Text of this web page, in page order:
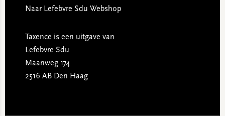
Naar Lefebvre Sdu Webshop
Taxence is een uitgave van
Lefebvre Sdu
Maanweg 174
2516 AB Den Haag